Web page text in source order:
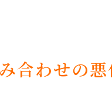
合わせの